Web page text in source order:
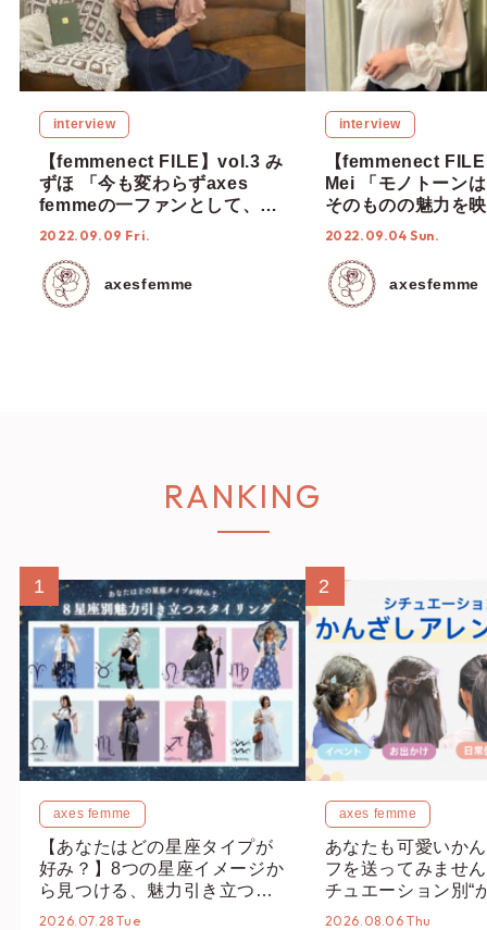
interview
【femmenect FILE】vol.3 み
ずほ 「今も変わらずaxes
femmeの一ファンとして、魅
力を届けていきたい」
2022.09.09 Fri.
axesfemme
interview
【femmenect
Mei 「モノトーン
そのものの魅力を
2022.09.04 Sun.
axesfemme
RANKING
1
axes femme
【あなたはどの星座タイプが
好み？】8つの星座イメージか
ら見つける、魅力引き立つス
タイリング♡
2026.07.28 Tue
2
axes femme
あなたも可愛いか
フを送ってみませ
チュエーション別“
オススメ【ショッ
2026.08.06 Thu